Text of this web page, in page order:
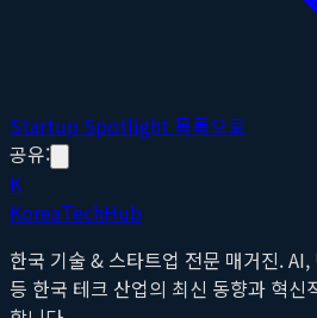
Startup Spotlight 목록으로
공유:
K
KoreaTechHub
한국 기술 & 스타트업 전문 매거진.
등 한국 테크 산업의 최신 동향과 혁신